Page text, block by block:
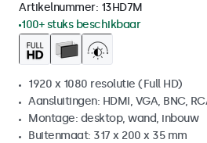
Artikelnummer: 13HD7M
100+ stuks beschikbaar
1920 x 1080 resolutie (Full HD)
Aansluitingen: HDMI, VGA, BNC,
Montage: desktop, wand, inbouw
Buitenmaat: 317 x 200 x 35 mm